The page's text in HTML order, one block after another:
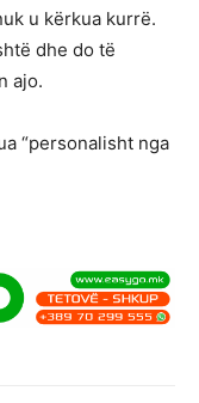
u kërkua kurrë.
dhe do të
ajo.
“personalisht nga